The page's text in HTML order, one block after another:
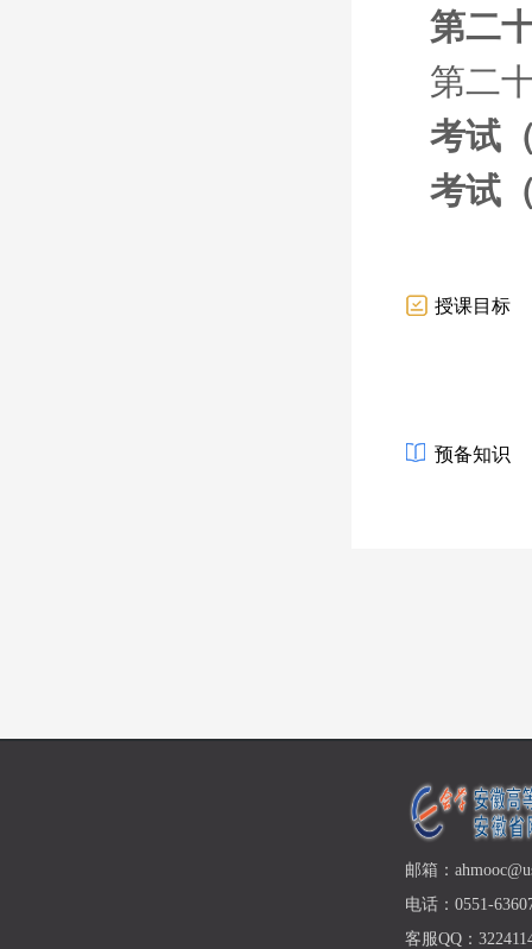
第二
第二
考试
考试
授课目标
预备知识
邮箱：
电话：0551-
客服QQ：